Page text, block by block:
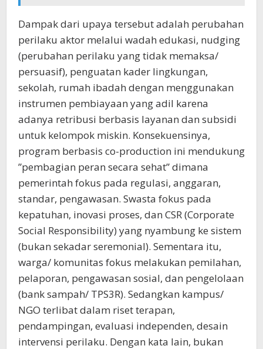
Dampak dari upaya tersebut adalah perubahan
perilaku aktor melalui wadah edukasi, nudging
(perubahan perilaku yang tidak memaksa/
persuasif), penguatan kader lingkungan,
sekolah, rumah ibadah dengan menggunakan
instrumen pembiayaan yang adil karena
adanya retribusi berbasis layanan dan subsidi
untuk kelompok miskin. Konsekuensinya,
program berbasis co-production ini mendukung
”pembagian peran secara sehat” dimana
pemerintah fokus pada regulasi, anggaran,
standar, pengawasan. Swasta fokus pada
kepatuhan, inovasi proses, dan CSR (Corporate
Social Responsibility) yang nyambung ke sistem
(bukan sekadar seremonial). Sementara itu,
warga/ komunitas fokus melakukan pemilahan,
pelaporan, pengawasan sosial, dan pengelolaan
(bank sampah/ TPS3R). Sedangkan kampus/
NGO terlibat dalam riset terapan,
pendampingan, evaluasi independen, desain
intervensi perilaku. Dengan kata lain, bukan